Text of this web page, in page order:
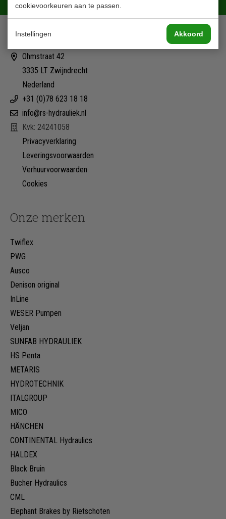
cookievoorkeuren aan te passen.
Instellingen Akkoord
Onze merken
Twiflex
PWG
Ausco
Denison original
InLine
WESER Pumpen
Veljan
SUNFAB HYDRAULIEK
HS Penta
METARIS
HYDROTECHNIK
ITALGROUP
MICO
HÄNCHEN
CONTINENTAL Hydraulics
HALDEX
Black Bruin
Bucher Hydraulics
CML
Elephant Brakes by Rietschoten
Contact
Ohmstraat 42
3335 LT Zwijndrecht
Nederland
+31 (0)78 623 18 18
info@rs-hydrauliek.nl
Kvk: 24241058
Privacyverklaring
Leveringsvoorwaarden
Verhuurvoorwaarden
Cookies